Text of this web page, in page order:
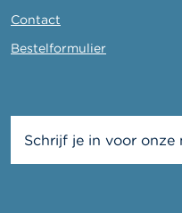
Contact
Bestelformulier
Schrijf je in voor onze